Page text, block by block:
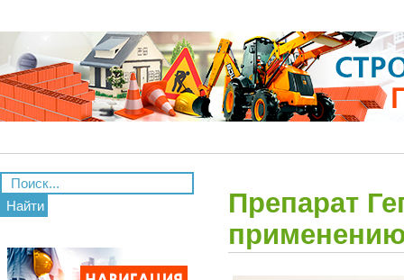
Найти
Препарат